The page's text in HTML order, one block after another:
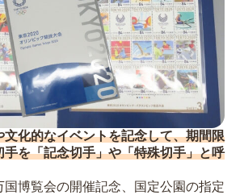
文化的なイベントを記念して、期間限
手を「記念切手」や「特殊切手」と呼
国博覧会の開催記念、国定公園の指定